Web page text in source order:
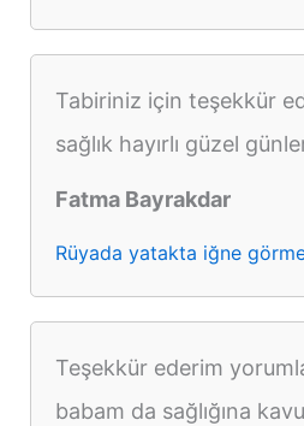
Tabiriniz için teşekkür
sağlık hayırlı güzel
Fatma Bayrakdar
Rüyada yatakta iğne
Teşekkür ederim
babam da sağlığına